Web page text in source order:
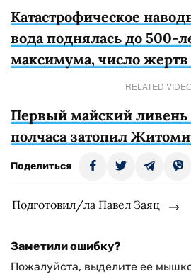
Катастрофическое
вода поднялась до 500-
максимума, число жертв
RELATED
Первый майский ливень
полчаса затопил
Поделиться
Подготовил/ла Павел Заяц
Заметили ошибку?
Пожалуйста, выделите ее